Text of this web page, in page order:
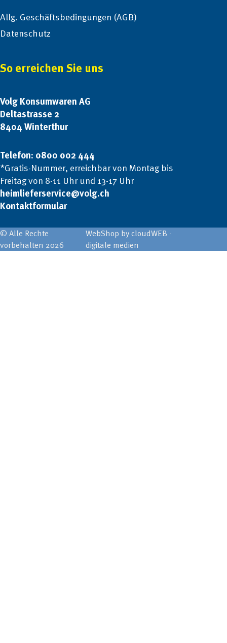
Allg. Geschäftsbedingungen (AGB)
Datenschutz
So erreichen Sie uns
Volg Konsumwaren AG
Deltastrasse 2
8404 Winterthur
Telefon: 0800 002 444
*Gratis-Nummer, erreichbar von Montag bis
Freitag von 8-11 Uhr und 13-17 Uhr
heimlieferservice@volg.ch
Kontaktformular
© Alle Rechte
vorbehalten 2026
WebShop by cloudWEB -
digitale medien